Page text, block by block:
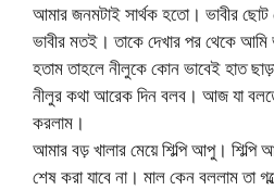
আমার জনমটাই সার্থক হতো। ভাবীর
ভাবীর মতই। তাকে দেখার পর থেকে আমি
হতাম তাহলে নীলুকে কোন ভাবেই হাত
নীলুর কথা আরেক দিন বলব। আজ যা
করলাম।
আমার বড় খালার মেয়ে শিল্পি আপু। শিল্পি
শেষ করা যাবে না। মাল কেন বললাম তা